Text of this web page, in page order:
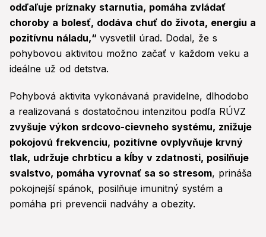
odďaľuje príznaky starnutia, pomáha zvládať
choroby a bolesť, dodáva chuť do života, energiu a
pozitívnu náladu,“ vysvetlil úrad. Dodal, že s
pohybovou aktivitou možno začať v každom veku a
ideálne už od detstva.
Pohybová aktivita vykonávaná pravidelne, dlhodobo
a realizovaná s dostatočnou intenzitou podľa RÚVZ
zvyšuje výkon srdcovo-cievneho systému, znižuje
pokojovú frekvenciu, pozitívne ovplyvňuje krvný
tlak, udržuje chrbticu a kĺby v zdatnosti, posilňuje
svalstvo, pomáha vyrovnať sa so stresom, prináša
pokojnejší spánok, posilňuje imunitný systém a
pomáha pri prevencii nadváhy a obezity.